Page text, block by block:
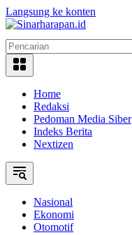
Langsung ke konten
Home
Redaksi
Pedoman Media Siber
Indeks Berita
Nextizen
Nasional
Ekonomi
Otomotif